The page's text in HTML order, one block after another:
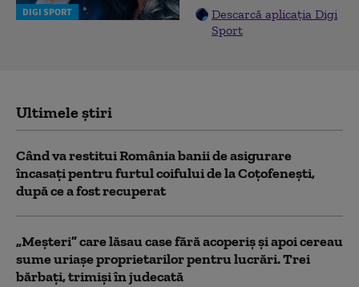
DIGI SPORT
Descarcă aplicația Digi
Sport
Ultimele știri
Când va restitui România banii de asigurare
încasați pentru furtul coifului de la Coțofenești,
după ce a fost recuperat
„Meșteri” care lăsau case fără acoperiș și apoi cereau
sume uriașe proprietarilor pentru lucrări. Trei
bărbați, trimiși în judecată